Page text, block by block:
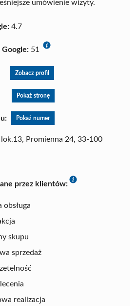
umówienie wizyty.
4.7
Google: 51
Zobacz profil
Pokaż stronę
Pokaż numer
lok.13, Promienna 24, 33-100
przez klientów:
skupu
sprzedaż
realizacja